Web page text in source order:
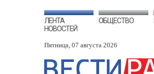
ЛЕНТА
НОВОСТЕЙ
ОБЩЕСТВО
Пятница, 07 августа 2026